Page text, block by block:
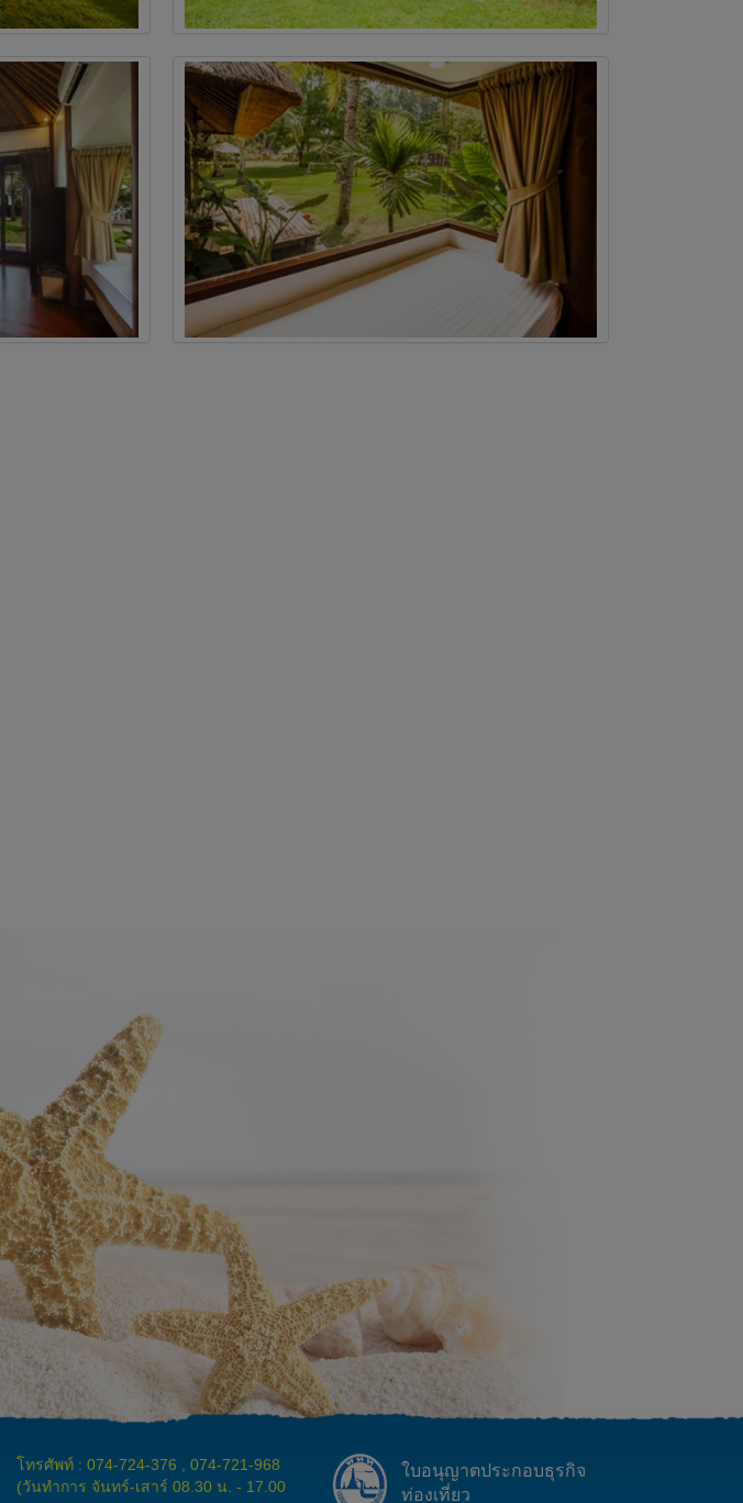
โทรศัพท์ : 074-724-376 , 074-721-968
(วันทำการ จันทร์-เสาร์ 08.30 น. - 17.00
ใบอนุญาตประกอบธุรกิจ
ท่องเที่ยว